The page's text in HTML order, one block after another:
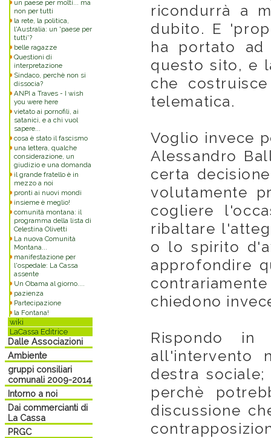
un paese per molti... ma
non per tutti
la rete, la politica,
l'Australia: un 'paese per
tutti'?
belle ragazze
Questioni di
interpretazione
Sindaco, perchè non si
dissocia?
ANPI a Traves - I wish
you were here
vietato ai pornofili, ai
satanici, e a chi vuol
sapere...
cosa è stato il fascismo
una lettera, qualche
considerazione, un
giudizio e una domanda
il grande fratello è in
mezzo a noi
pronti ai nuovi mondi
insieme è meglio!
comunità montana: il
programma della lista di
Celestina Olivetti
La nuova Comunità
Montana...
manifestazione per
l'ospedale: La Cassa
assente
Un Obama al giorno....
pazienza
Partecipazione
la Fontana!
wiki
LaCassa Editrice
Dalle Associazioni
Ambiente
gruppi consiliari
comunali 2009-2014
Intorno a noi
Dai commercianti di
La Cassa
PRGC
ricondurrà a
dubito. E
ha portato ad
questo sito, e
che
telematica.
Voglio invece
Alessandro
certa
volutamente
cogliere
ribaltare
o lo spirito
approfondire
chiedono
Rispondo
all'intervento
destra
perchè
discussione